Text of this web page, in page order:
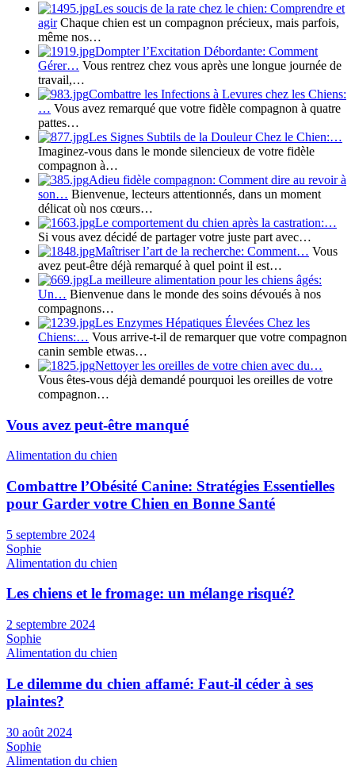
Les soucis de la rate chez le chien: Comprendre et
agirChaque chien est un compagnon précieux, mais parfois,
même nos…
Dompter l’Excitation Débordante: Comment
Gérer… Vous rentrez chez vous après une longue journée de
travail,…
Combattre les Infections à Levures chez les Chiens:
… Vous avez remarqué que votre fidèle compagnon à quatre
pattes…
Les Signes Subtils de la Douleur Chez le Chien:…
Imaginez-vous dans le monde silencieux de votre fidèle
compagnon à…
Adieu fidèle compagnon: Comment dire au revoir à
son… Bienvenue, lecteurs attentionnés, dans un moment
délicat où nos cœurs…
Le comportement du chien après la castration:…
Si vous avez décidé de partager votre juste part avec…
Maîtriser l’art de la recherche: Comment… Vous
avez peut-être déjà remarqué à quel point il est…
La meilleure alimentation pour les chiens âgés:
Un… Bienvenue dans le monde des soins dévoués à nos
compagnons…
Les Enzymes Hépatiques Élevées Chez les
Chiens:… Vous arrive-t-il de remarquer que votre compagnon
canin semble etwas…
Nettoyer les oreilles de votre chien avec du…
Vous êtes-vous déjà demandé pourquoi les oreilles de votre
compagnon…
Vous avez peut-être manqué
Alimentation du chien
Combattre l’Obésité Canine: Stratégies Essentielles
pour Garder votre Chien en Bonne Santé
5 septembre 2024
Sophie
Alimentation du chien
Les chiens et le fromage: un mélange risqué?
2 septembre 2024
Sophie
Alimentation du chien
Le dilemme du chien affamé: Faut-il céder à ses
plaintes?
30 août 2024
Sophie
Alimentation du chien